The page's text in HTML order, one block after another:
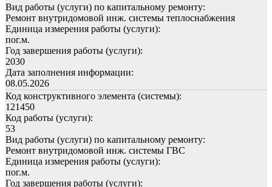
Вид работы (услуги) по капитальному ремонту:
Ремонт внутридомовой инж. системы теплоснабжения
Единица измерения работы (услуги):
пог.м.
Год завершения работы (услуги):
2030
Дата заполнения информации:
08.05.2026
Код конструктивного элемента (системы):
121450
Код работы (услуги):
53
Вид работы (услуги) по капитальному ремонту:
Ремонт внутридомовой инж. системы ГВС
Единица измерения работы (услуги):
пог.м.
Год завершения работы (услуги):